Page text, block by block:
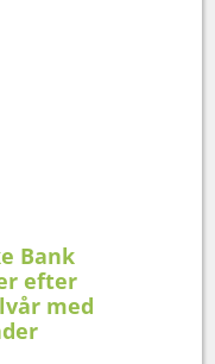
Bank
efter
med